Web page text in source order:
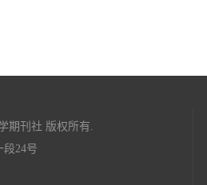
期刊社 版权所有.
24号